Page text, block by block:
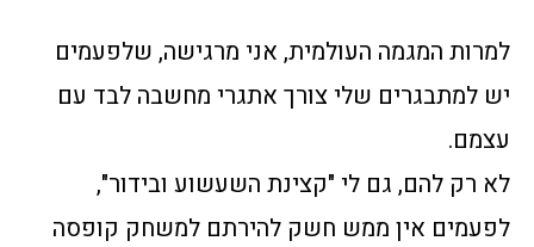
למרות המגמה העולמית, אני מרגישה, שלפעמים
יש למתבגרים שלי צורך אתגרי מחשבה לבד עם
עצמם.
לא רק להם, גם לי "קצינת השעשוע ובידור",
לפעמים אין ממש חשק להירתם למשחק קופסה